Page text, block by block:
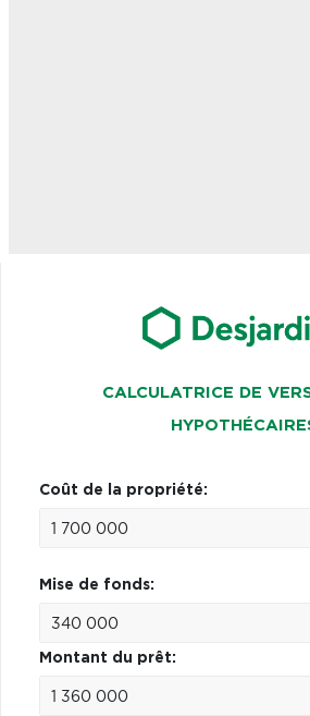
CALCULATRICE DE
Coût de la propriété:
Mise de fonds:
Montant du prêt: